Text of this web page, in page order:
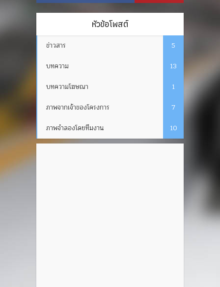
หัวข้อโพสต์
ข่าวสาร
5
บทความ
13
บทความโฆษณา
1
ภาพจากเจ้าของโครงการ
7
ภาพจำลองโดยทีมงาน
10